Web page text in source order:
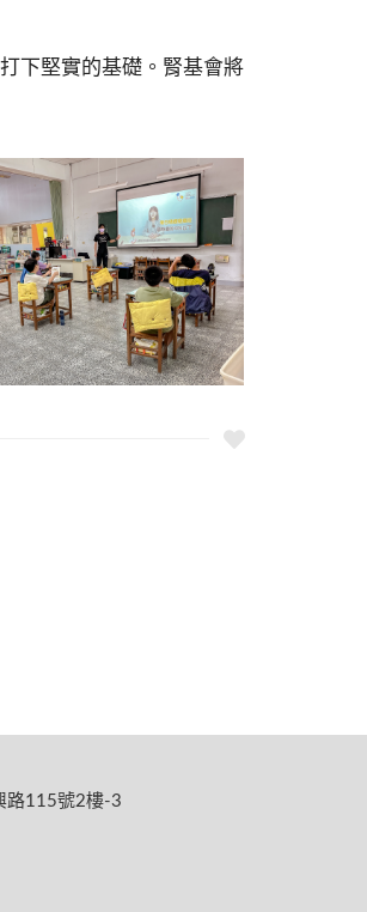
下堅實的基礎。腎基會將
路115號2樓-3